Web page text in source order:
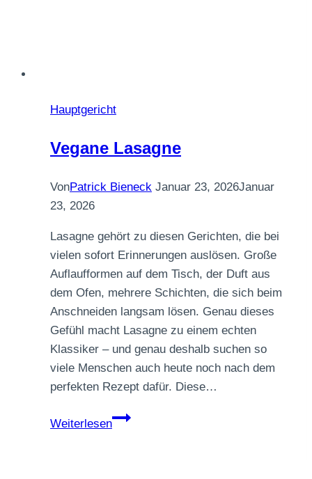
Hauptgericht
Vegane Lasagne
VonPatrick Bieneck Januar 23, 2026Januar
23, 2026
Lasagne gehört zu diesen Gerichten, die bei
vielen sofort Erinnerungen auslösen. Große
Auflaufformen auf dem Tisch, der Duft aus
dem Ofen, mehrere Schichten, die sich beim
Anschneiden langsam lösen. Genau dieses
Gefühl macht Lasagne zu einem echten
Klassiker – und genau deshalb suchen so
viele Menschen auch heute noch nach dem
perfekten Rezept dafür. Diese…
Weiterlesen
Vegane